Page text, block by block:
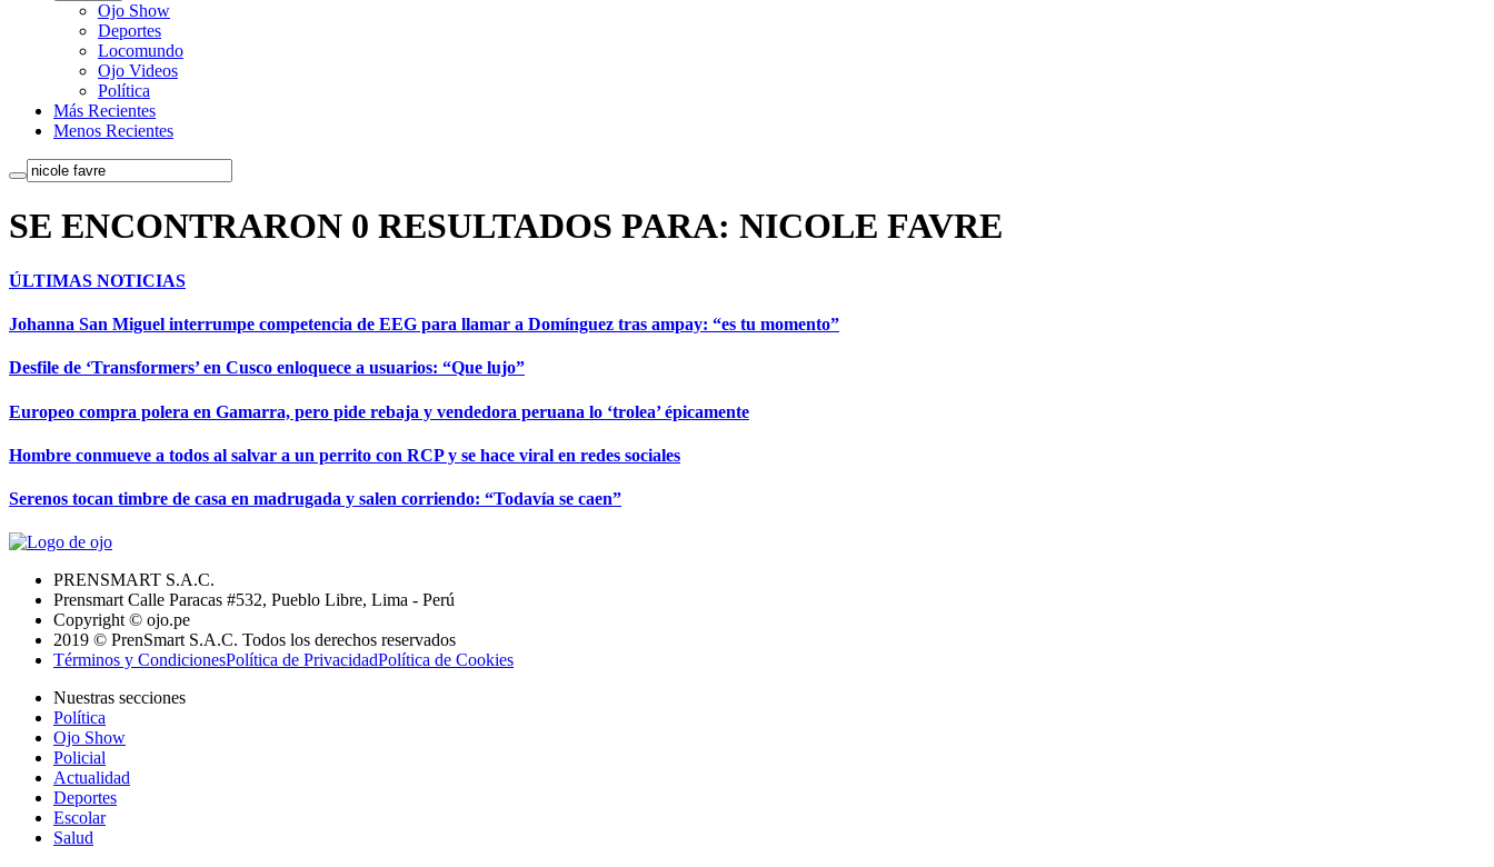
Ojo Show
Deportes
Locomundo
Ojo Videos
Política
Más Recientes
Menos Recientes
SE ENCONTRARON 0 RESULTADOS PARA: NICOLE FAVRE
ÚLTIMAS NOTICIAS
Johanna San Miguel interrumpe competencia de EEG para llamar a Domínguez tras ampay: “es tu momento”
Desfile de ‘Transformers’ en Cusco enloquece a usuarios: “Que lujo”
Europeo compra polera en Gamarra, pero pide rebaja y vendedora peruana lo ‘trolea’ épicamente
Hombre conmueve a todos al salvar a un perrito con RCP y se hace viral en redes sociales
Serenos tocan timbre de casa en madrugada y salen corriendo: “Todavía se caen”
PRENSMART S.A.C.
Prensmart Calle Paracas #532, Pueblo Libre, Lima - Perú
Copyright © ojo.pe
2019 © PrenSmart S.A.C. Todos los derechos reservados
Términos y CondicionesPolítica de PrivacidadPolítica de Cookies
Nuestras secciones
Política
Ojo Show
Policial
Actualidad
Deportes
Escolar
Salud